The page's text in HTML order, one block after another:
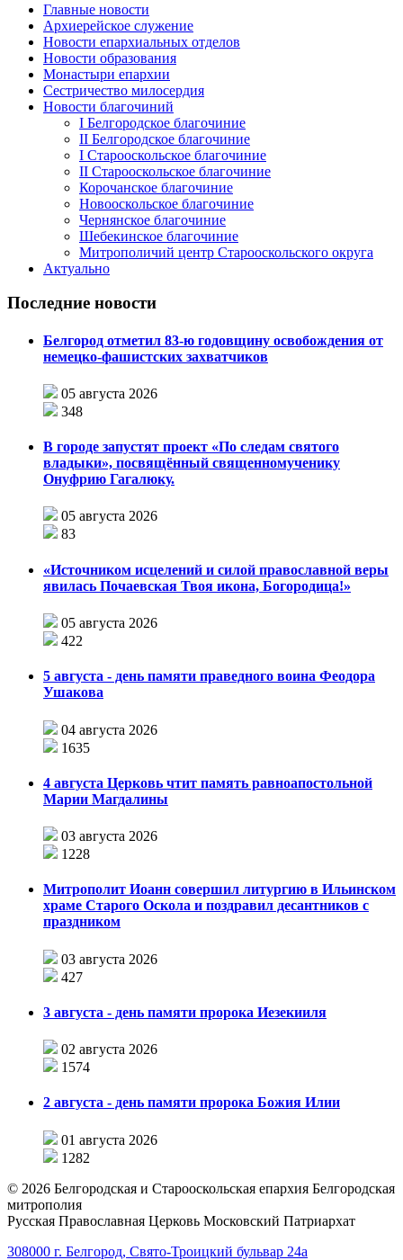
Главные новости
Архиерейское служение
Новости епархиальных отделов
Новости образования
Монастыри епархии
Сестричество милосердия
Новости благочиний
I Белгородское благочиние
II Белгородское благочиние
I Старооскольское благочиние
II Старооскольское благочиние
Корочанское благочиние
Новооскольское благочиние
Чернянское благочиние
Шебекинское благочиние
Митрополичий центр Старооскольского округа
Актуально
Последние новости
Белгород отметил 83-ю годовщину освобождения от
немецко-фашистских захватчиков
05 августа 2026
348
В городе запустят проект «По следам святого
владыки», посвящённый священномученику
Онуфрию Гагалюку.
05 августа 2026
83
«Источником исцелений и силой православной веры
явилась Почаевская Твоя икона, Богородица!»
05 августа 2026
422
5 августа - день памяти праведного воина Феодора
Ушакова
04 августа 2026
1635
4 августа Церковь чтит память равноапостольной
Марии Магдалины
03 августа 2026
1228
Митрополит Иоанн совершил литургию в Ильинском
храме Старого Оскола и поздравил десантников с
праздником
03 августа 2026
427
3 августа - день памяти пророка Иезекииля
02 августа 2026
1574
2 августа - день памяти пророка Божия Илии
01 августа 2026
1282
© 2026 Белгородская и Старооскольская епархия Белгородская
митрополия
Русская Православная Церковь Московский Патриархат
308000 г. Белгород, Свято-Троицкий бульвар 24а